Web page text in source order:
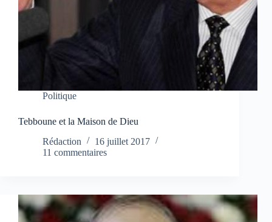
Politique
Tebboune et la Maison de Dieu
Rédaction
16 juillet 2017
11 commentaires